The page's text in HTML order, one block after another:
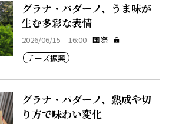
グラナ・パダーノ、うま味が
生む多彩な表情
2026/06/15 16:00 国際
チーズ振興
グラナ・パダーノ、熟成や切
り方で味わい変化